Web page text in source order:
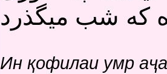
که شب میگذرد
Ин қофилаи умр